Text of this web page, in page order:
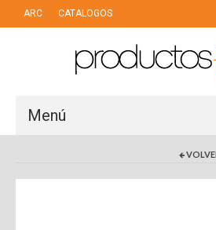
ARC CATALOGOS
Menú